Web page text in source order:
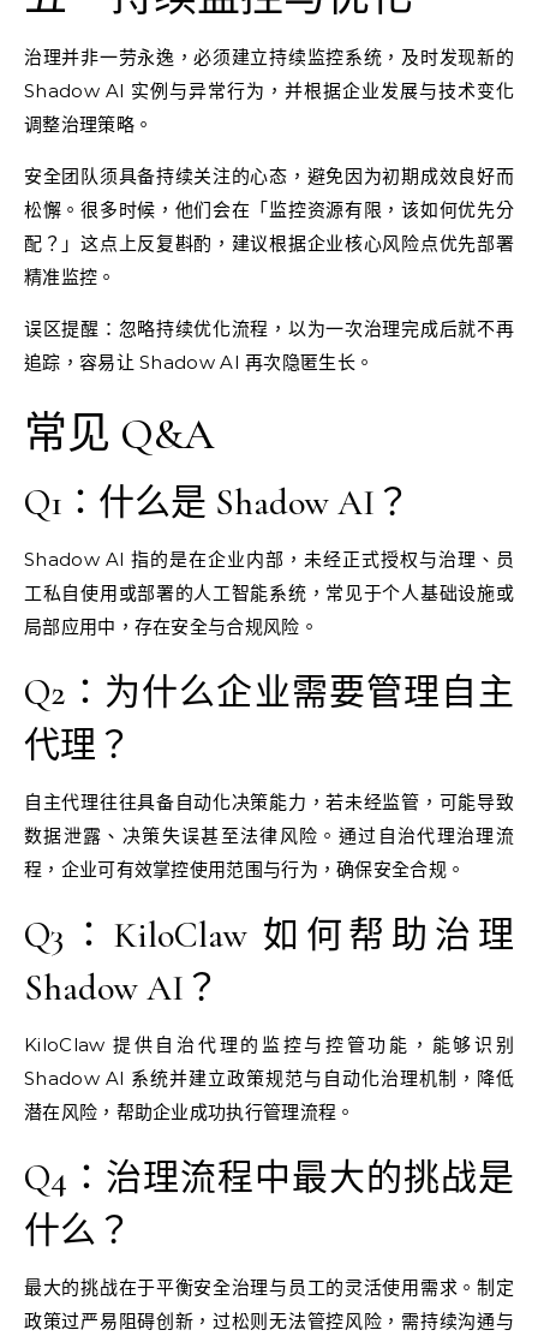
治理并非一劳永逸，必须建立持续监控系统，及时发现新的
Shadow AI 实例与异常行为，并根据企业发展与技术变化
调整治理策略。
安全团队须具备持续关注的心态，避免因为初期成效良好而
松懈。很多时候，他们会在「监控资源有限，该如何优先分
配？」这点上反复斟酌，建议根据企业核心风险点优先部署
精准监控。
误区提醒：忽略持续优化流程，以为一次治理完成后就不再
追踪，容易让 Shadow AI 再次隐匿生长。
常见 Q&A
Q1：什么是 Shadow AI？
Shadow AI 指的是在企业内部，未经正式授权与治理、员
工私自使用或部署的人工智能系统，常见于个人基础设施或
局部应用中，存在安全与合规风险。
Q2：为什么企业需要管理自主
代理？
自主代理往往具备自动化决策能力，若未经监管，可能导致
数据泄露、决策失误甚至法律风险。通过自治代理治理流
程，企业可有效掌控使用范围与行为，确保安全合规。
Q3：KiloClaw 如何帮助治理
Shadow AI？
KiloClaw 提供自治代理的监控与控管功能，能够识别
Shadow AI 系统并建立政策规范与自动化治理机制，降低
潜在风险，帮助企业成功执行管理流程。
Q4：治理流程中最大的挑战是
什么？
最大的挑战在于平衡安全治理与员工的灵活使用需求。制定
政策过严易阻碍创新，过松则无法管控风险，需持续沟通与